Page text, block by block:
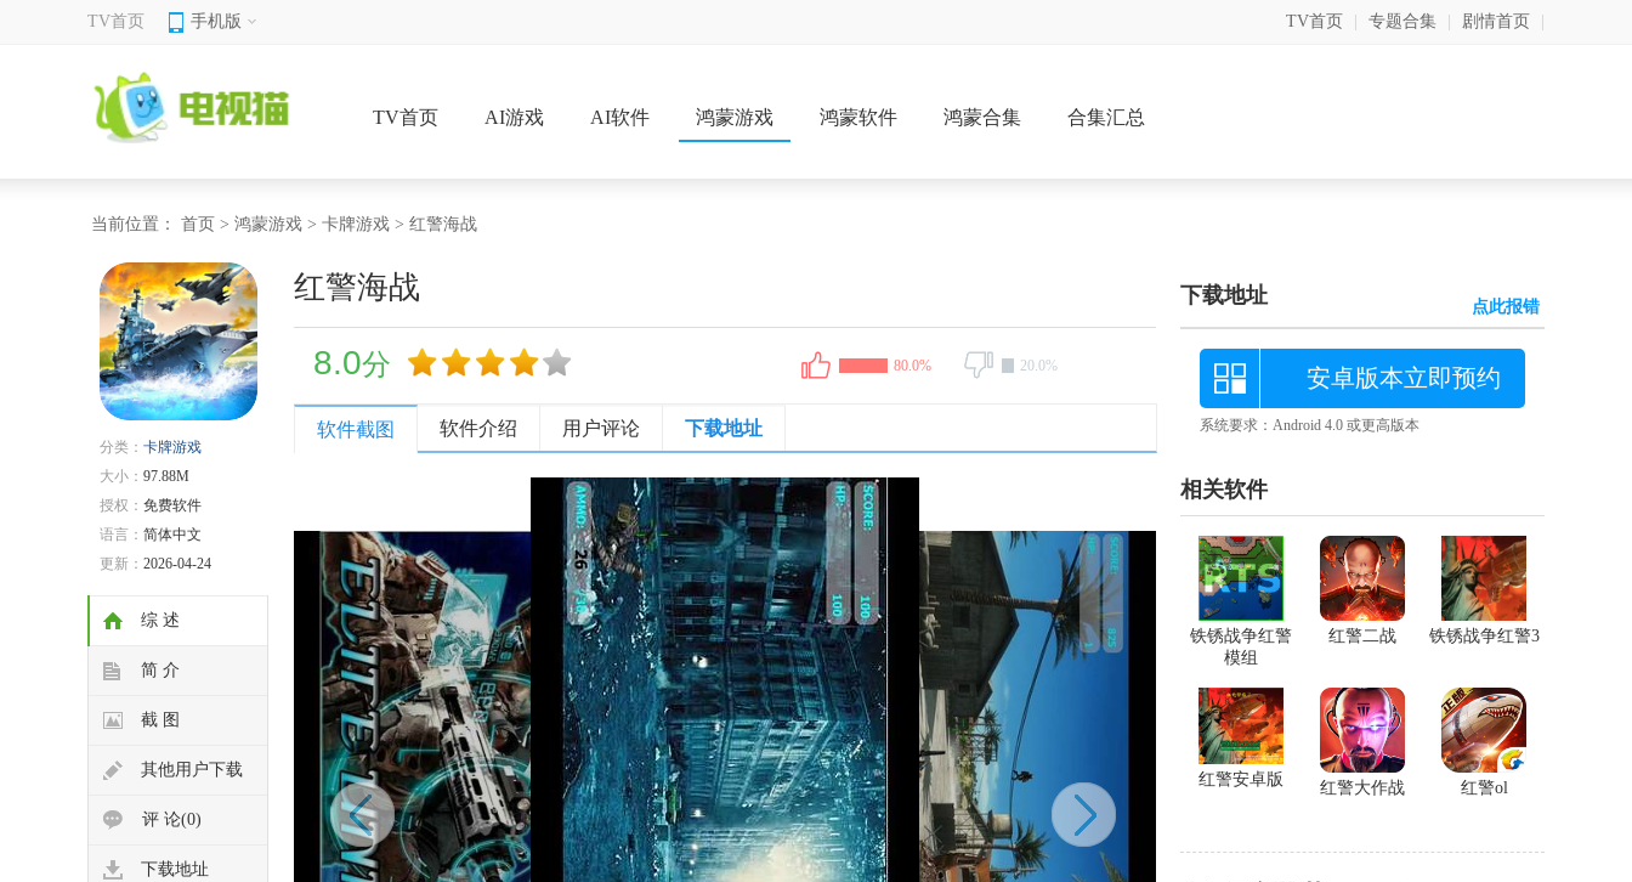
TV首页 手机版 TV首页 专题合集 剧情首页
TV首页 AI游戏 AI软件 鸿蒙游戏 鸿蒙软件 鸿蒙合集 合集汇总
当前位置： 首页 > 鸿蒙游戏 > 卡牌游戏 > 红警海战
分类： 卡牌游戏
大小： 97.88M
授权： 免费软件
语言： 简体中文
更新： 2026-04-24
综 述
简 介
截 图
其他用户下载
评 论(0)
下载地址
红警海战
8.0分 80.0% 20.0%
软件截图 软件介绍 用户评论 下载地址
下载地址 点此报错
安卓版本立即预约
系统要求：Android 4.0 或更高版本
相关软件
铁锈战争红警3
红警二战
铁锈战争红警
模组
红警ol
红警大作战
红警安卓版